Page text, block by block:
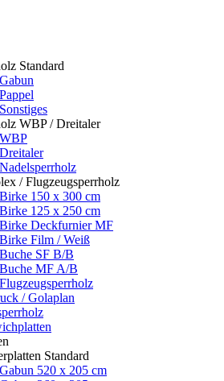
Standard
Gabun
Pappel
Sonstiges
WBP / Dreitaler
WBP
Dreitaler
Nadelsperrholz
/ Flugzeugsperrholz
Birke 150 x 300 cm
Birke 125 x 250 cm
Birke Deckfurnier MF
Birke Film / Weiß
Buche SF B/B
Buche MF A/B
Flugzeugsperrholz
/ Golaplan
Standard
Gabun 520 x 205 cm